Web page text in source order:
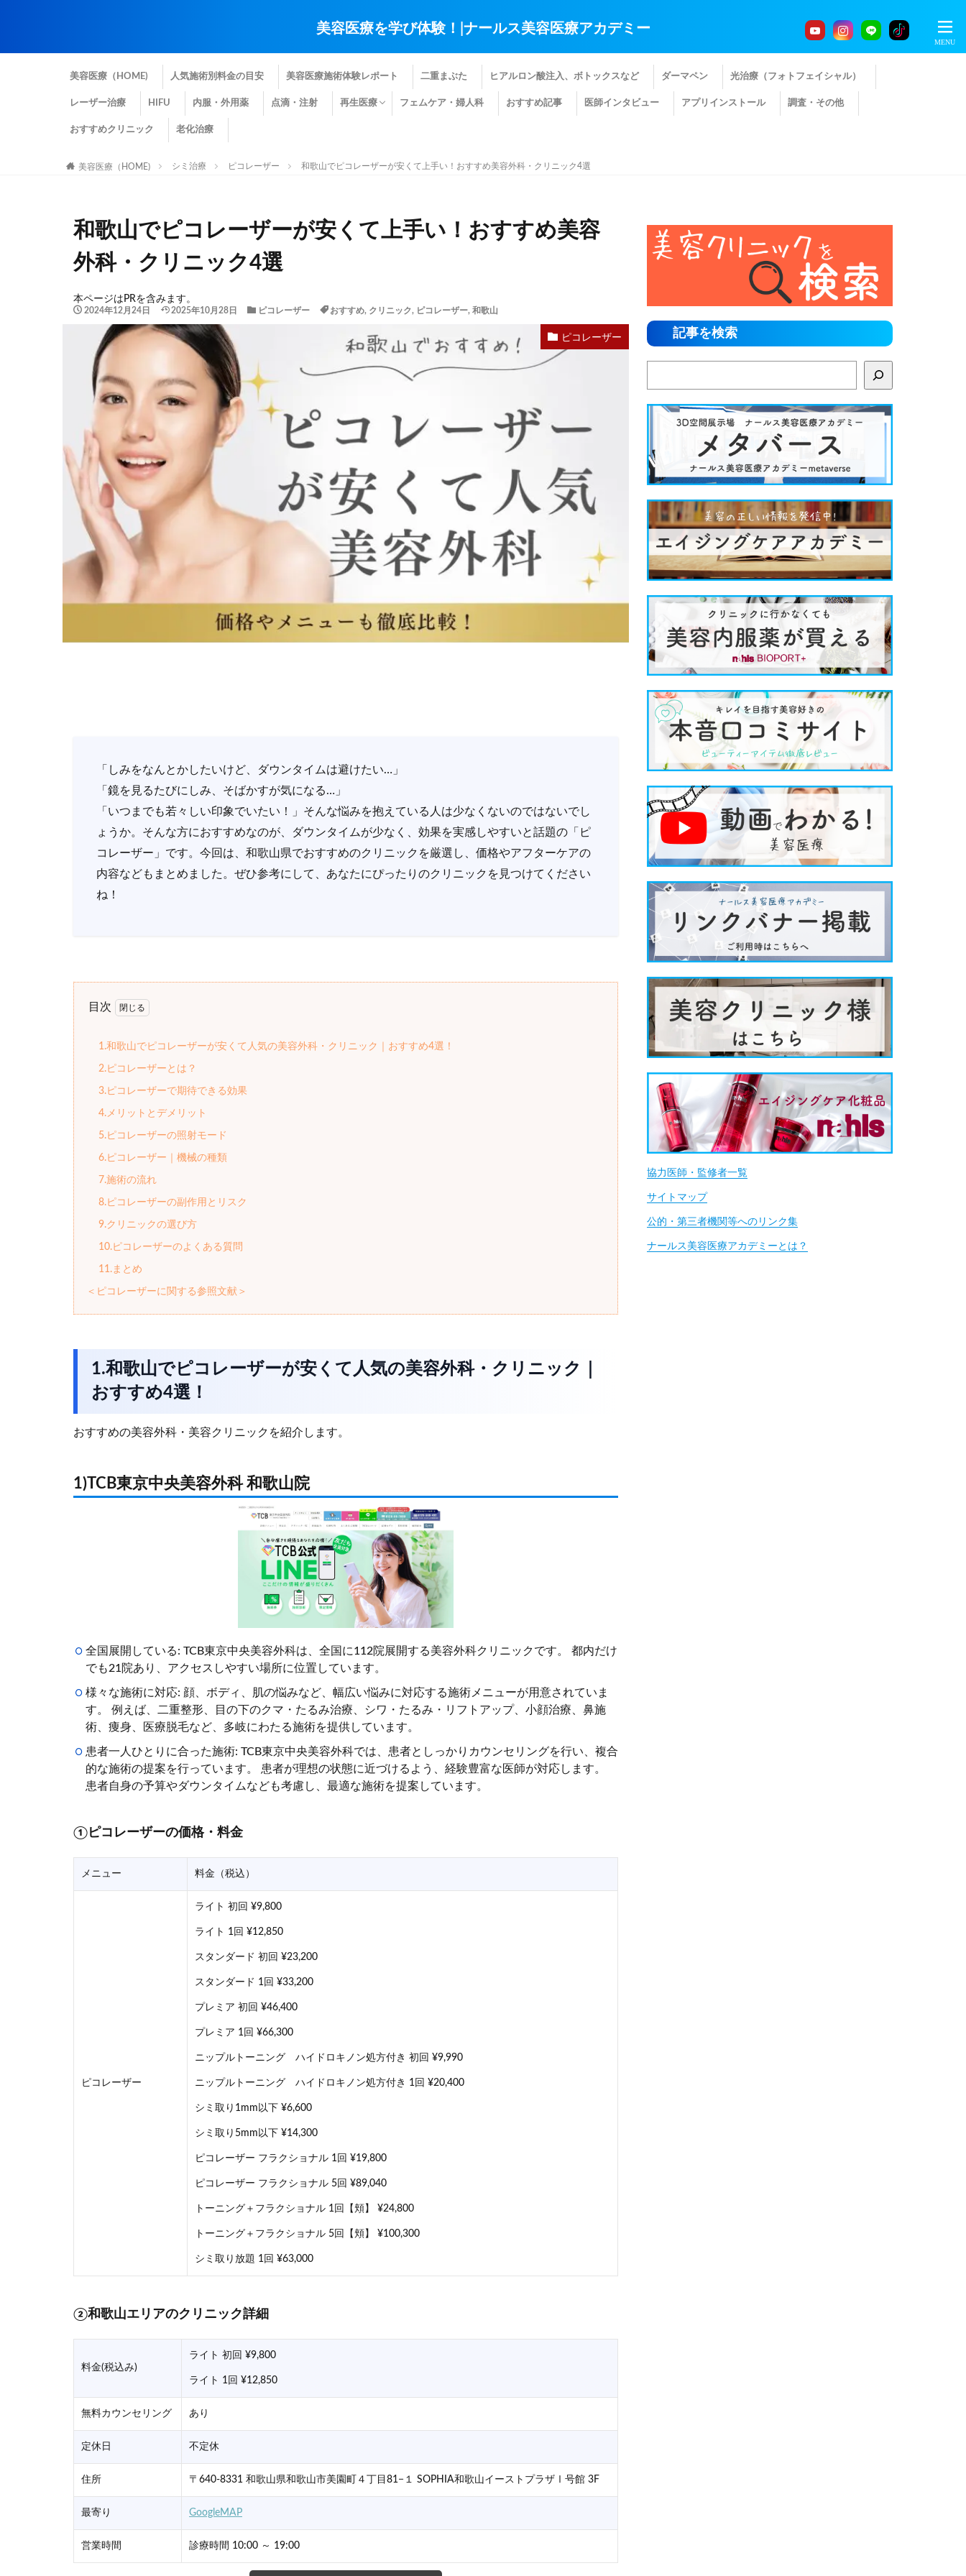
美容医療を学び体験！|ナールス美容医療アカデミー
美容医療（HOME) 人気施術別料金の目安 美容医療施術体験レポート 二重まぶた ヒアルロン酸注入、ボトックスなど ダーマペン 光治療（フォトフェイシャル）
レーザー治療 HIFU 内服・外用薬 点滴・注射 再生医療 フェムケア・婦人科 おすすめ記事 医師インタビュー アプリインストール 調査・その他
おすすめクリニック 老化治療
美容医療（HOME) シミ治療 ピコレーザー 和歌山でピコレーザーが安くて上手い！おすすめ美容外科・クリニック4選
和歌山でピコレーザーが安くて上手い！おすすめ美容
外科・クリニック4選
本ページはPRを含みます。
2024年12月24日 2025年10月28日 ピコレーザー おすすめ, クリニック, ピコレーザー, 和歌山
ピコレーザー
「しみをなんとかしたいけど、ダウンタイムは避けたい…」
「鏡を見るたびにしみ、そばかすが気になる…」
「いつまでも若々しい印象でいたい！」そんな悩みを抱えている人は少なくないのではないでし
ょうか。そんな方におすすめなのが、ダウンタイムが少なく、効果を実感しやすいと話題の「ピ
コレーザー」です。今回は、和歌山県でおすすめのクリニックを厳選し、価格やアフターケアの
内容などもまとめました。ぜひ参考にして、あなたにぴったりのクリニックを見つけてください
ね！
目次
1.和歌山でピコレーザーが安くて人気の美容外科・クリニック｜おすすめ4選！
2.ピコレーザーとは？
3.ピコレーザーで期待できる効果
4.メリットとデメリット
5.ピコレーザーの照射モード
6.ピコレーザー｜機械の種類
7.施術の流れ
8.ピコレーザーの副作用とリスク
9.クリニックの選び方
10.ピコレーザーのよくある質問
11.まとめ
＜ピコレーザーに関する参照文献＞
1.和歌山でピコレーザーが安くて人気の美容外科・クリニック｜
おすすめ4選！
おすすめの美容外科・美容クリニックを紹介します。
1)TCB東京中央美容外科 和歌山院
全国展開している: TCB東京中央美容外科は、全国に112院展開する美容外科クリニックです。 都内だけ
でも21院あり、アクセスしやすい場所に位置しています。
様々な施術に対応: 顔、ボディ、肌の悩みなど、幅広い悩みに対応する施術メニューが用意されていま
す。 例えば、二重整形、目の下のクマ・たるみ治療、シワ・たるみ・リフトアップ、小顔治療、鼻施
術、痩身、医療脱毛など、多岐にわたる施術を提供しています。
患者一人ひとりに合った施術: TCB東京中央美容外科では、患者としっかりカウンセリングを行い、複合
的な施術の提案を行っています。 患者が理想の状態に近づけるよう、経験豊富な医師が対応します。
患者自身の予算やダウンタイムなども考慮し、最適な施術を提案しています。
①ピコレーザーの価格・料金
メニュー 料金（税込）
ピコレーザー
ライト 初回 ¥9,800
ライト 1回 ¥12,850
スタンダード 初回 ¥23,200
スタンダード 1回 ¥33,200
プレミア 初回 ¥46,400
プレミア 1回 ¥66,300
ニップルトーニング ハイドロキノン処方付き 初回 ¥9,990
ニップルトーニング ハイドロキノン処方付き 1回 ¥20,400
シミ取り1mm以下 ¥6,600
シミ取り5mm以下 ¥14,300
ピコレーザー フラクショナル 1回 ¥19,800
ピコレーザー フラクショナル 5回 ¥89,040
トーニング＋フラクショナル 1回【頬】 ¥24,800
トーニング＋フラクショナル 5回【頬】 ¥100,300
シミ取り放題 1回 ¥63,000
②和歌山エリアのクリニック詳細
料金(税込み)
ライト 初回 ¥9,800
ライト 1回 ¥12,850
無料カウンセリング あり
定休日 不定休
住所 〒640-8331 和歌山県和歌山市美園町４丁目81−１ SOPHIA和歌山イーストプラザⅠ号館 3F
最寄り GoogleMAP
営業時間 診療時間 10:00 ～ 19:00
記事を検索
協力医師・監修者一覧
サイトマップ
公的・第三者機関等へのリンク集
ナールス美容医療アカデミーとは？